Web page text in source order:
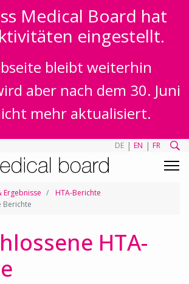
Medical Board hat
eingestellt.
bleibt weiterhin
aber nach dem 30. Juni
mehr aktualisiert.
DE | EN | FR
Ergebnisse
HTA-Berichte
Berichte
HTA-